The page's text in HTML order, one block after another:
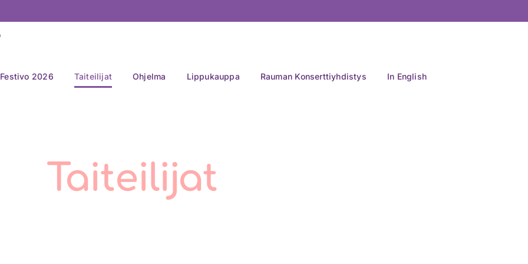
Festivo 2026 Taiteilijat Ohjelma Lippukauppa Rauman Konserttiyhdistys In English
Taiteilijat